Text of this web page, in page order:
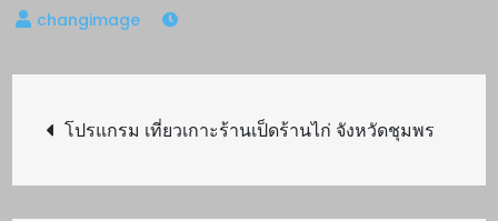
Post
navigation
โปรแกรม เที่ยวเกาะร้านเป็ดร้านไก่ จังหวัดชุมพร